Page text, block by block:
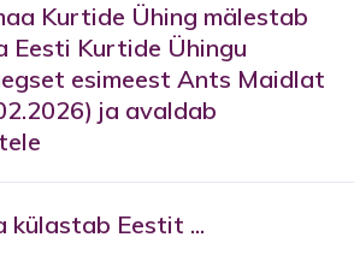
Kurtide Ühing mälestab
Eesti Kurtide Ühingu
esimeest Ants Maidlat
ja avaldab
külastab Eestit ...